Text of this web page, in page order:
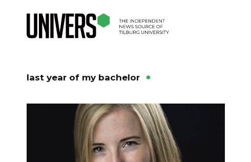
last year of my bachelor